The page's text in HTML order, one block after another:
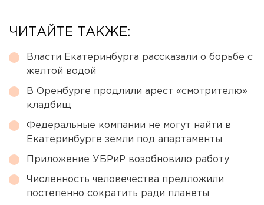
ЧИТАЙТЕ ТАКЖЕ:
Власти Екатеринбурга рассказали о борьбе с
желтой водой
В Оренбурге продлили арест «смотрителю»
кладбищ
Федеральные компании не могут найти в
Екатеринбурге земли под апартаменты
Приложение УБРиР возобновило работу
Численность человечества предложили
постепенно сократить ради планеты